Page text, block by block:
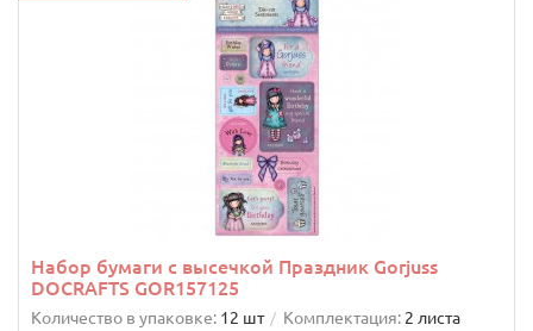
Набор бумаги с высечкой Праздник Gorjuss
DOCRAFTS GOR157125
Количество в упаковке: 12 шт Комплектация: 2 листа